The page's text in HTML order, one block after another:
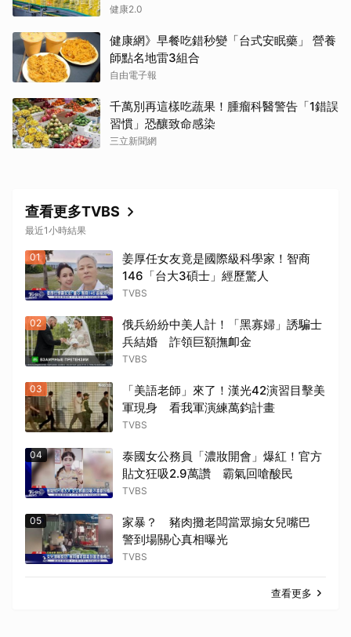
健康2.0
健康網》早餐吃錯秒變「台式安眠藥」 營養
師點名地雷3組合
自由電子報
千萬別再這樣吃蔬果！腫瘤科醫警告「1錯誤
習慣」恐釀致命感染
三立新聞網
查看更多TVBS
最近1小時結果
01
姜厚任女友竟是國際級科學家！智商
146「台大3碩士」經歷驚人
TVBS
02
俄兵紛紛中美人計！「黑寡婦」誘騙士
兵結婚 詐領巨額撫卹金
TVBS
03
「美語老師」來了！漢光42演習目擊美
軍現身 看我軍演練萬鈞計畫
TVBS
04
泰國女公務員「濃妝開會」爆紅！官方
貼文狂吸2.9萬讚 霸氣回嗆酸民
TVBS
05
家暴？ 豬肉攤老闆當眾搧女兒嘴巴
警到場關心真相曝光
TVBS
查看更多